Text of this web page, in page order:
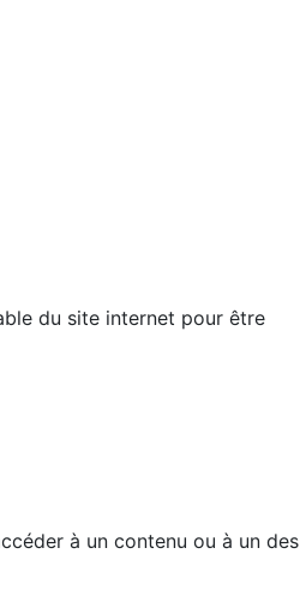
du site internet pour être
à un contenu ou à un des